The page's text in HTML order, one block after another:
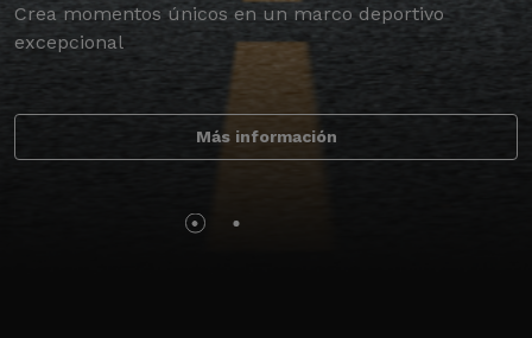
Crea momentos únicos en un marco deportivo
excepcional
Más información